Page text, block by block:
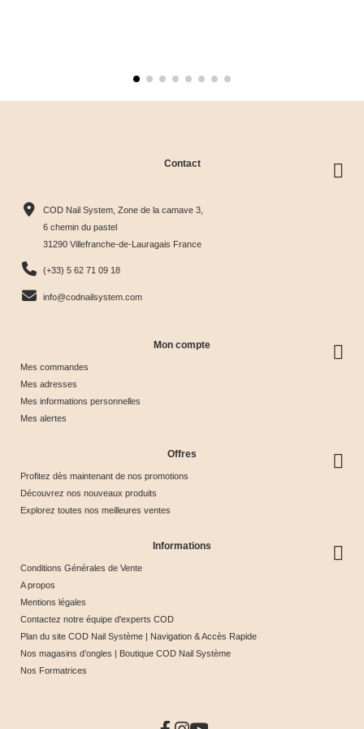
Contact
COD Nail System, Zone de la camave 3,
6 chemin du pastel
31290 Villefranche-de-Lauragais France
(+33) 5 62 71 09 18
info@codnailsystem.com
Mon compte
Mes commandes
Mes adresses
Mes informations personnelles
Mes alertes
Offres
Profitez dès maintenant de nos promotions
Découvrez nos nouveaux produits
Explorez toutes nos meilleures ventes
Informations
Conditions Générales de Vente
A propos
Mentions légales
Contactez notre équipe d'experts COD
Plan du site COD Nail Système | Navigation & Accès Rapide
Nos magasins d’ongles | Boutique COD Nail Système
Nos Formatrices